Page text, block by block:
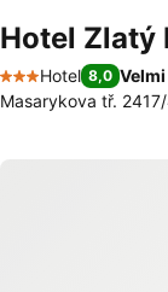
Hotel Zlatý
3 Počet hvězdiček
Hotel 8,0
Masarykova tř.